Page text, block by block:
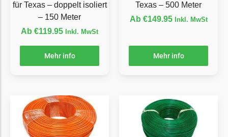
Lizard
LUX-Tools
Mammotion
Mammotion Messer
für Texas – doppelt isoliert
– 150 Meter
Ab €119.95 Inkl. MwSt
Mehr info
Texas – 500 Meter
Ab €149.95 Inkl. MwSt
Mehr info